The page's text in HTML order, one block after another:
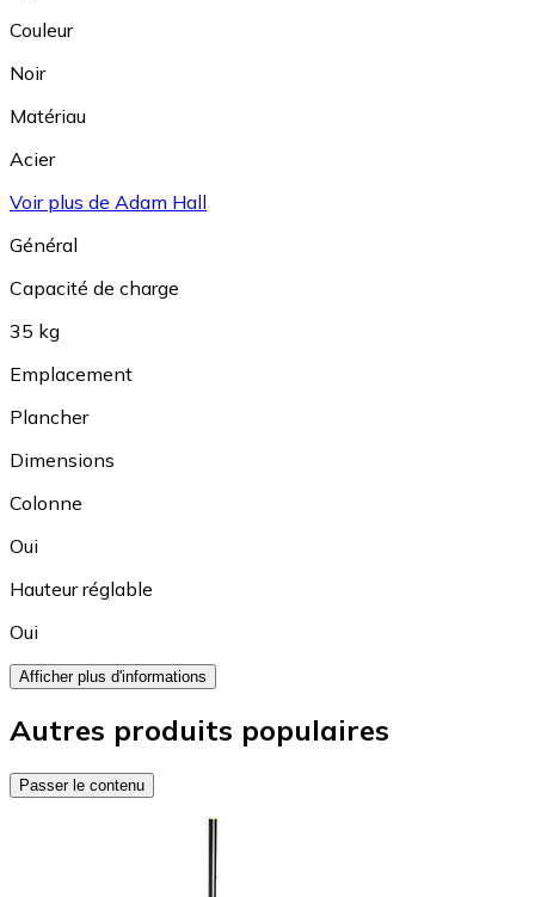
Couleur
Noir
Matériau
Acier
Voir plus de Adam Hall
Général
Capacité de charge
35 kg
Emplacement
Plancher
Dimensions
Colonne
Oui
Hauteur réglable
Oui
Afficher plus d'informations
Autres produits populaires
Passer le contenu